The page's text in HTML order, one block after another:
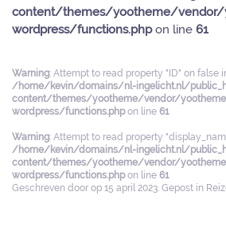
content/themes/yootheme/
wordpress/functions.phpon line 61
Warning: Attempt to read property "ID" on false
/home/kevin/domains/nl-ingelicht.nl/
content/themes/yootheme/vendor/
wordpress/functions.phpon line 61
Warning: Attempt to read property
/home/kevin/domains/nl-ingelicht.nl/
content/themes/yootheme/vendor/
wordpress/functions.phpon line 61
Geschreven door op 15 april 2023. Gepost in